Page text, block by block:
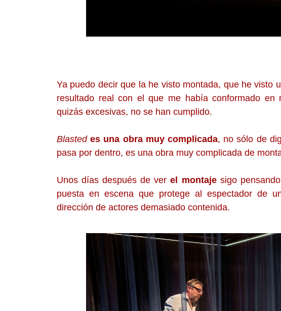
Ya puedo decir que la he visto montada, que he visto
resultado real con el que me había conformado en
quizás excesivas, no se han cumplido.
Blasted es una obra muy complicada, no sólo de
pasa por dentro, es una obra muy complicada de
Unos días después de verel montajesigo
puesta en escena que protege al espectador de
dirección de actores demasiado contenida.